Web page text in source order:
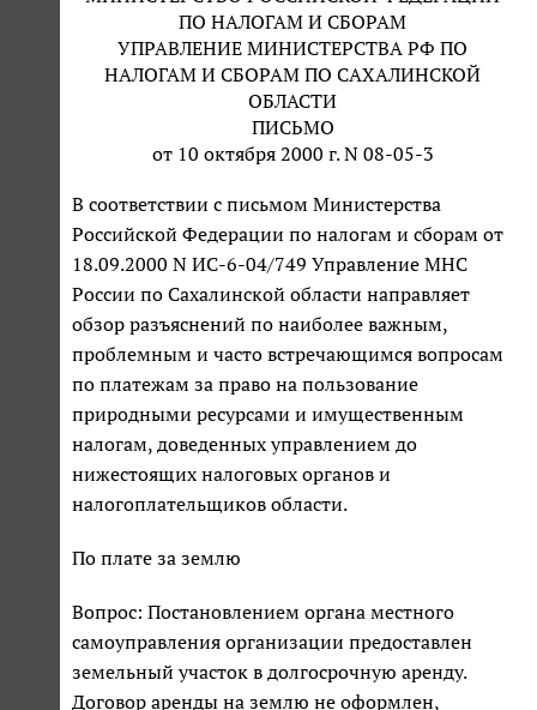
ПО НАЛОГАМ И СБОРАМ
УПРАВЛЕНИЕ МИНИСТЕРСТВА РФ ПО
НАЛОГАМ И СБОРАМ ПО САХАЛИНСКОЙ
ОБЛАСТИ
ПИСЬМО
от 10 октября 2000 г. N 08-05-3
В соответствии с письмом Министерства
Российской Федерации по налогам и сборам от
18.09.2000 N ИС-6-04/749 Управление МНС
России по Сахалинской области направляет
обзор разъяснений по наиболее важным,
проблемным и часто встречающимся вопросам
по платежам за право на пользование
природными ресурсами и имущественным
налогам, доведенных управлением до
нижестоящих налоговых органов и
налогоплательщиков области.
По плате за землю
Вопрос: Постановлением органа местного
самоуправления организации предоставлен
земельный участок в долгосрочную аренду.
Договор аренды на землю не оформлен,